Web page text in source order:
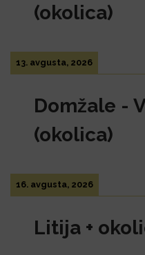
(okolica)
13. avgusta, 2026
Domžale -
(okolica)
16. avgusta, 2026
Litija +